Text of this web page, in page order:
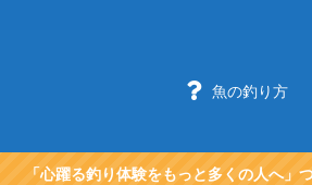
魚の釣り方
「心躍る釣り体験をもっと多くの人へ」